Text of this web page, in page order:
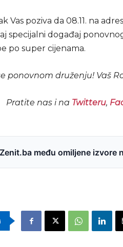
Vas poziva da 08.11. na
specijalni događaj
po super cijenama.
ponovnom druženju! Vaš
Pratite nas i na Twitteru,
među omiljene izvore